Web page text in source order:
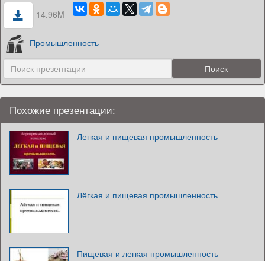
14.96M
Промышленность
Похожие презентации:
Легкая и пищевая промышленность
Лёгкая и пищевая промышленность
Пищевая и легкая промышленность